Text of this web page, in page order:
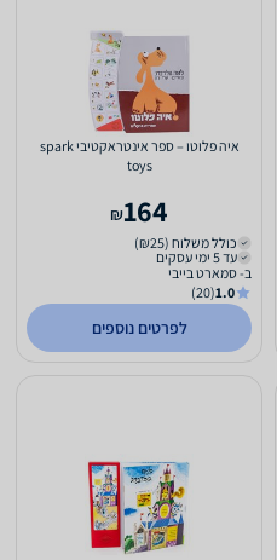
איה פלוטו – ספר אינטראקטיבי spark
toys
164
₪
כולל משלוח (₪25)
עד 5 ימי עסקים
ב- סמארט בייבי
1.0
(20)
לפרטים נוספים